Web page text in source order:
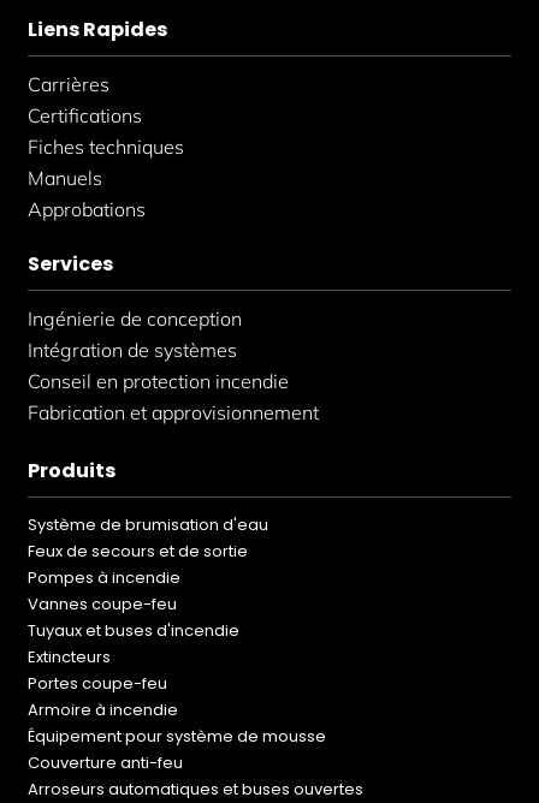
Liens Rapides
Carrières
Certifications
Fiches techniques
Manuels
Approbations
Services
Ingénierie de conception
Intégration de systèmes
Conseil en protection incendie
Fabrication et approvisionnement
Produits
Système de brumisation d'eau
Feux de secours et de sortie
Pompes à incendie
Vannes coupe-feu
Tuyaux et buses d'incendie
Extincteurs
Portes coupe-feu
Armoire à incendie
Équipement pour système de mousse
Couverture anti-feu
Arroseurs automatiques et buses ouvertes